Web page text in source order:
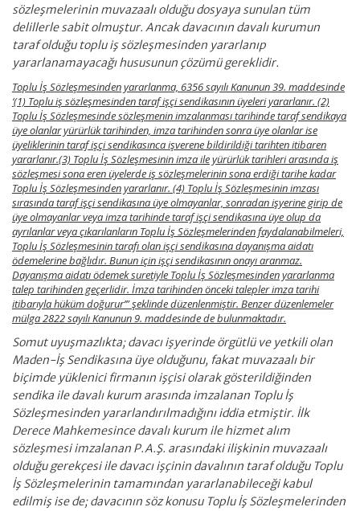
sözleşmelerinin muvazaalı olduğu dosyaya sunulan tüm
delillerle sabit olmuştur. Ancak davacının davalı kurumun
taraf olduğu toplu iş sözleşmesinden yararlanıp
yararlanamayacağı hususunun çözümü gereklidir.
Toplu İş Sözleşmesinden yararlanma, 6356 sayılı Kanunun 39. maddesinde
‘(1) Toplu iş sözleşmesinden taraf işçi sendikasının üyeleri yararlanır. (2)
Toplu İş Sözleşmesinde sözleşmenin imzalanması tarihinde taraf sendikaya
üye olanlar yürürlük tarihinden, imza tarihinden sonra üye olanlar ise
üyeliklerinin taraf işçi sendikasınca işverene bildirildiği tarihten itibaren
yararlanır.(3) Toplu İş Sözleşmesinin imza ile yürürlük tarihleri arasında iş
sözleşmesi sona eren üyelerde iş sözleşmelerinin sona erdiği tarihe kadar
Toplu İş Sözleşmesinden yararlanır. (4) Toplu İş Sözleşmesinin imzası
sırasında taraf işçi sendikasına üye olmayanlar, sonradan işyerine girip de
üye olmayanlar veya imza tarihinde taraf işçi sendikasına üye olup da
ayrılanlar veya çıkarılanların Toplu İş Sözleşmelerinden faydalanabilmeleri,
Toplu İş Sözleşmesinin tarafı olan işçi sendikasına dayanışma aidatı
ödemelerine bağlıdır. Bunun için işçi sendikasının onayı aranmaz.
Dayanışma aidatı ödemek suretiyle Toplu İş Sözleşmesinden yararlanma
talep tarihinden geçerlidir. İmza tarihinden önceki talepler imza tarihi
itibarıyla hüküm doğurur’” şeklinde düzenlenmiştir. Benzer düzenlemeler
mülga 2822 sayılı Kanunun 9. maddesinde de bulunmaktadır.
Somut uyuşmazlıkta; davacı işyerinde örgütlü ve yetkili olan
Maden-İş Sendikasına üye olduğunu, fakat muvazaalı bir
biçimde yüklenici firmanın işçisi olarak gösterildiğinden
sendika ile davalı kurum arasında imzalanan Toplu İş
Sözleşmesinden yararlandırılmadığını iddia etmiştir. İlk
Derece Mahkemesince davalı kurum ile hizmet alım
sözleşmesi imzalanan P.A.Ş. arasındaki ilişkinin muvazaalı
olduğu gerekçesi ile davacı işçinin davalının taraf olduğu Toplu
İş Sözleşmelerinin tamamından yararlanabileceği kabul
edilmiş ise de; davacının söz konusu Toplu İş Sözleşmelerinden